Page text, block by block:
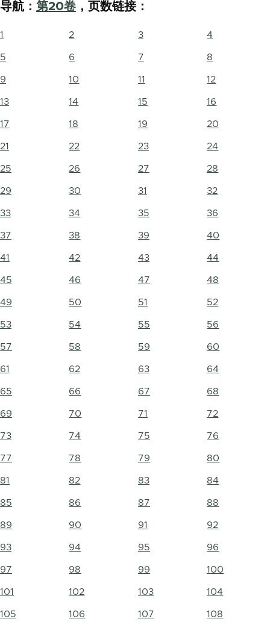
导航： 第20卷 ，页数链接：
1 2 3 4
5 6 7 8
9 10 11 12
13 14 15 16
17 18 19 20
21 22 23 24
25 26 27 28
29 30 31 32
33 34 35 36
37 38 39 40
41 42 43 44
45 46 47 48
49 50 51 52
53 54 55 56
57 58 59 60
61 62 63 64
65 66 67 68
69 70 71 72
73 74 75 76
77 78 79 80
81 82 83 84
85 86 87 88
89 90 91 92
93 94 95 96
97 98 99 100
101 102 103 104
105 106 107 108